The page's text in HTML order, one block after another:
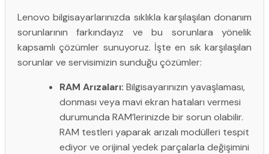
Lenovo bilgisayarlarınızda sıklıkla karşılaşılan donanım
sorunlarının farkındayız ve bu sorunlara yönelik
kapsamlı çözümler sunuyoruz. İşte en sık karşılaşılan
sorunlar ve servisimizin sunduğu çözümler:
RAM Arızaları: Bilgisayarınızın yavaşlaması,
donması veya mavi ekran hataları vermesi
durumunda RAM’lerinizde bir sorun olabilir.
RAM testleri yaparak arızalı modülleri tespit
ediyor ve orijinal yedek parçalarla değişimini